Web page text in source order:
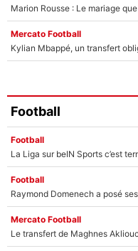
Marion Rousse : Le mariage
Mercato Football
Kylian Mbappé, un transfert
Football
Football
Football
Mercato Football